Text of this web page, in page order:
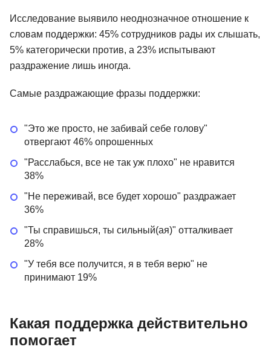
Исследование выявило неоднозначное отношение к
словам поддержки: 45% сотрудников рады их слышать,
5% категорически против, а 23% испытывают
раздражение лишь иногда.
Самые раздражающие фразы поддержки:
"Это же просто, не забивай себе голову"
отвергают 46% опрошенных
"Расслабься, все не так уж плохо" не нравится
38%
"Не переживай, все будет хорошо" раздражает
36%
"Ты справишься, ты сильный(ая)" отталкивает
28%
"У тебя все получится, я в тебя верю" не
принимают 19%
Какая поддержка действительно
помогает